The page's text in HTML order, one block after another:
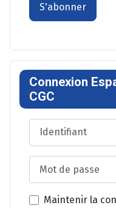
S'abonner
Connexion
CGC
Identifiant
Mot de passe
Maintenir la